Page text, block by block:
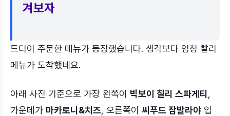
겨보자
드디어 주문한 메뉴가 등장했습니다. 생각보다 엄청 빨리
메뉴가 도착했네요.
아래 사진 기준으로 가장 왼쪽이 빅보이 칠리 스파게티
가운데가 마카로니&치즈 , 오른쪽이 씨푸드 잠발라야 입